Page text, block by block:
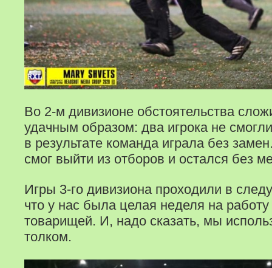
Во 2-м дивизионе обстоятельства
удачным образом: два игрока не
в результате команда играла без
смог выйти из отборов и остался без
Игры 3-го дивизиона проходили в
что у нас была целая неделя на
товарищей. И, надо сказать, мы
толком.